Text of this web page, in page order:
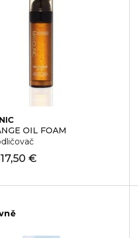
TOX BUBBLE CLEANSER
OIL FOAM
17,50 €